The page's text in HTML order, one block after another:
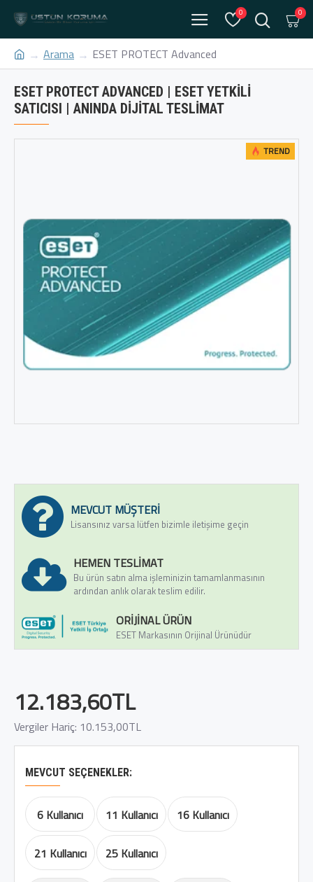
0 0
Arama ESET PROTECT Advanced
ESET PROTECT ADVANCED | ESET YETKILI
SATICISI | ANINDA DIJITAL TESLIMAT
TREND
MEVCUT MÜŞTERI
Lisansınız varsa lütfen bizimle iletişime geçin
HEMEN TESLIMAT
Bu ürün satın alma işleminizin tamamlanmasının
ardından anlık olarak teslim edilir.
ORIJINAL ÜRÜN
ESET Markasının Orijinal Ürünüdür
12.183,60TL
Vergiler Hariç: 10.153,00TL
MEVCUT SEÇENEKLER:
6 Kullanıcı 11 Kullanıcı 16 Kullanıcı
21 Kullanıcı 25 Kullanıcı